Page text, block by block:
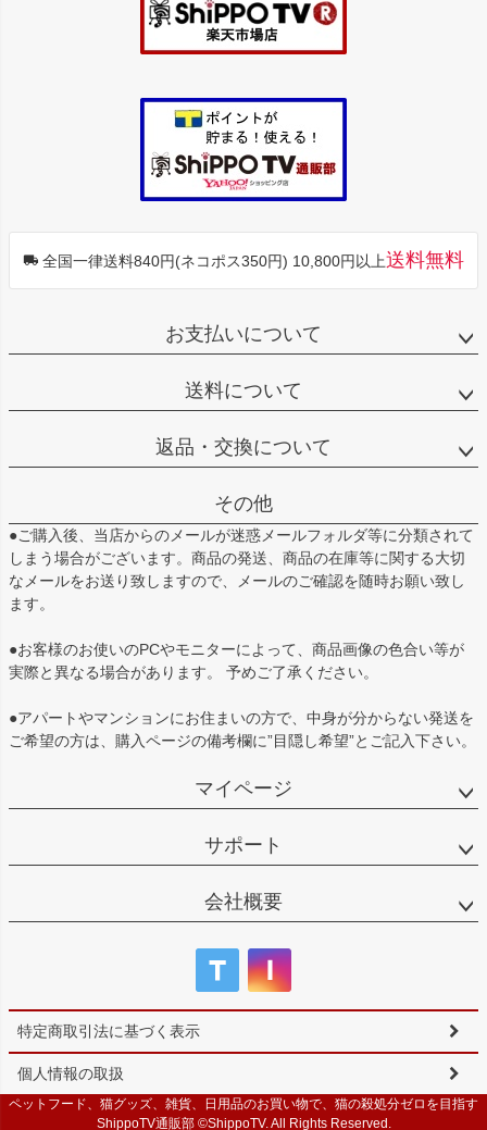
全国一律送料840円(ネコポス350円) 10,800円以上送料無料
お支払いについて
送料について
返品・交換について
その他
●ご購入後、当店からのメールが迷惑メールフォルダ等に分類されて
しまう場合がございます。商品の発送、商品の在庫等に関する大切
なメールをお送り致しますので、メールのご確認を随時お願い致し
ます。
●お客様のお使いのPCやモニターによって、商品画像の色合い等が
実際と異なる場合があります。 予めご了承ください。
●アパートやマンションにお住まいの方で、中身が分からない発送を
ご希望の方は、購入ページの備考欄に”目隠し希望”とご記入下さい。
マイページ
サポート
会社概要
特定商取引法に基づく表示
個人情報の取扱
ペットフード、猫グッズ、雑貨、日用品のお買い物で、猫の殺処分ゼロを目指す
ShippoTV通販部 ©ShippoTV. All Rights Reserved.